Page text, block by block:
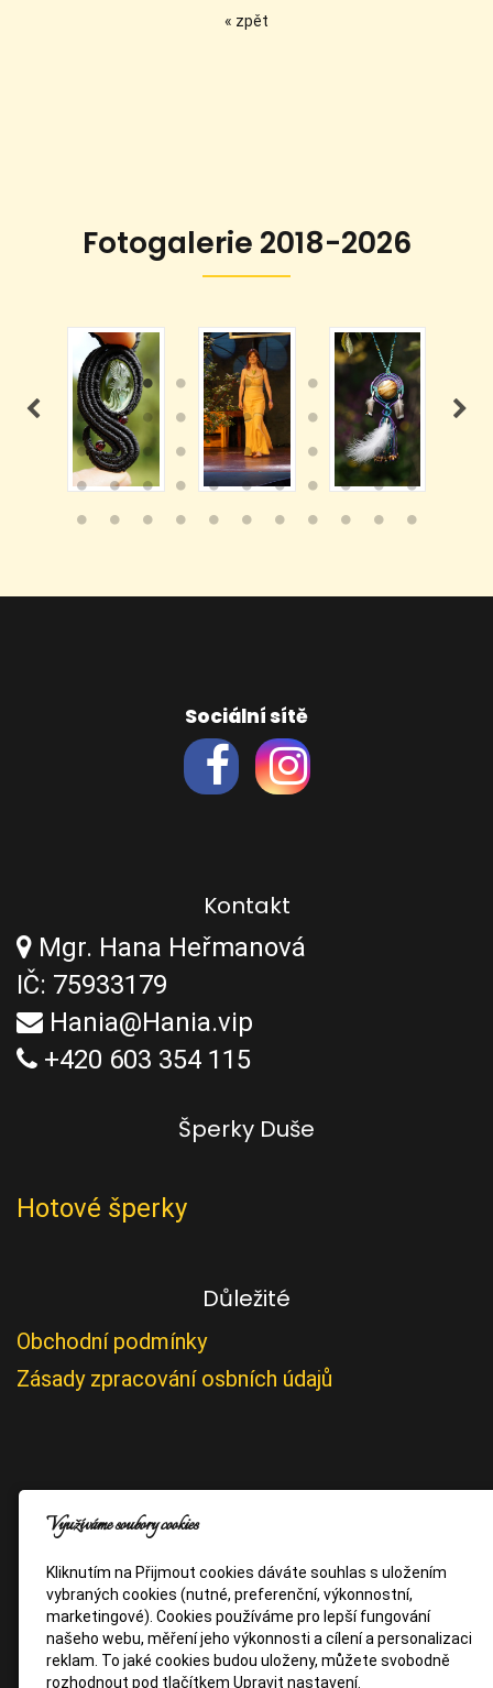
« zpět
Fotogalerie 2018-2026
Sociální sítě
Kontakt
Mgr. Hana Heřmanová
IČ: 75933179
Hania@Hania.vip
+420 603 354 115
Šperky Duše
Hotové šperky
Důležité
Obchodní podmínky
Zásady zpracování osbních údajů
Využíváme soubory cookies
Kliknutím na Přijmout cookies dáváte souhlas s uložením
vybraných cookies (nutné, preferenční, výkonnostní,
marketingové). Cookies používáme pro lepší fungování
našeho webu, měření jeho výkonnosti a cílení a personalizaci
reklam. To jaké cookies budou uloženy, můžete svobodně
rozhodnout pod tlačítkem Upravit nastavení.